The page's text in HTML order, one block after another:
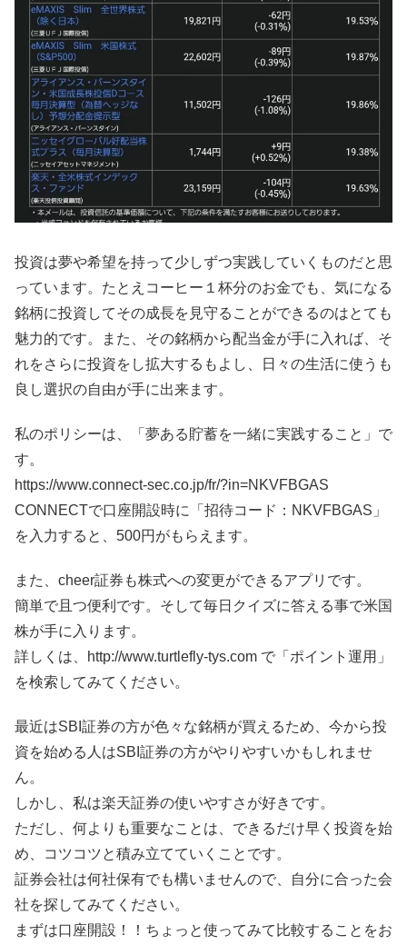
投資は夢や希望を持って少しずつ実践していくものだと思
っています。たとえコーヒー１杯分のお金でも、気になる
銘柄に投資してその成長を見守ることができるのはとても
魅力的です。また、その銘柄から配当金が手に入れば、そ
れをさらに投資をし拡大するもよし、日々の生活に使うも
良し選択の自由が手に出来ます。
私のポリシーは、「夢ある貯蓄を一緒に実践すること」で
す。
https://www.connect-sec.co.jp/fr/?in=NKVFBGAS
CONNECTで口座開設時に「招待コード：NKVFBGAS」
を入力すると、500円がもらえます。
また、cheer証券も株式への変更ができるアプリです。
簡単で且つ便利です。そして毎日クイズに答える事で米国
株が手に入ります。
詳しくは、http://www.turtlefly-tys.com で「ポイント運用」
を検索してみてください。
最近はSBI証券の方が色々な銘柄が買えるため、今から投
資を始める人はSBI証券の方がやりやすいかもしれませ
ん。
しかし、私は楽天証券の使いやすさが好きです。
ただし、何よりも重要なことは、できるだけ早く投資を始
め、コツコツと積み立てていくことです。
証券会社は何社保有でも構いませんので、自分に合った会
社を探してみてください。
まずは口座開設！！ちょっと使ってみて比較することをお